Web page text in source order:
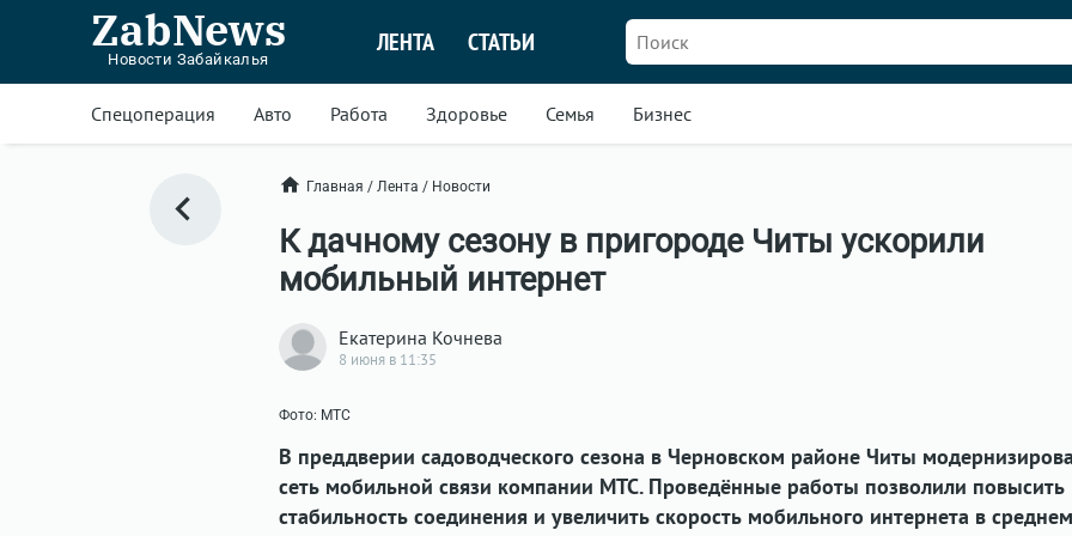
ZabNews
Новости Забайкалья
ЛЕНТА СТАТЬИ
Спецоперация Авто Работа Здоровье Семья Бизнес
Главная / Лента / Новости
К дачному сезону в пригороде Читы ускорили
мобильный интернет
Екатерина Кочнева
8 июня в 11:35
Фото: МТС
В преддверии садоводческого сезона в Черновском районе Читы
сеть мобильной связи компании МТС. Проведённые работы позволили повысить
стабильность соединения и увеличить скорость мобильного интернета в